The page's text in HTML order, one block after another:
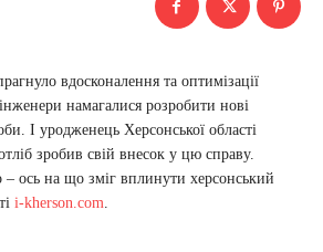
вдосконалення та оптимізації
намагалися розробити нові
І уродженець Херсонської області
зробив свій внесок у цю справу.
ось на що зміг вплинути херсонський
i-kherson.com.